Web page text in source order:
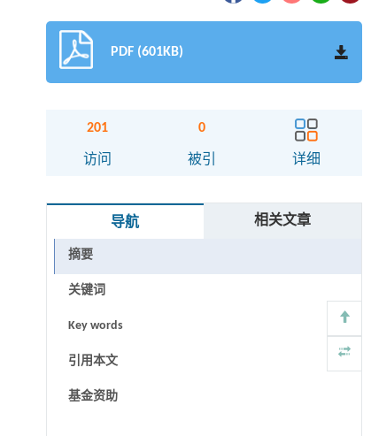
PDF (601KB)
201
访问
0
被引 详细
导航 相关文章
摘要
关键词
Key words
引用本文
基金资助